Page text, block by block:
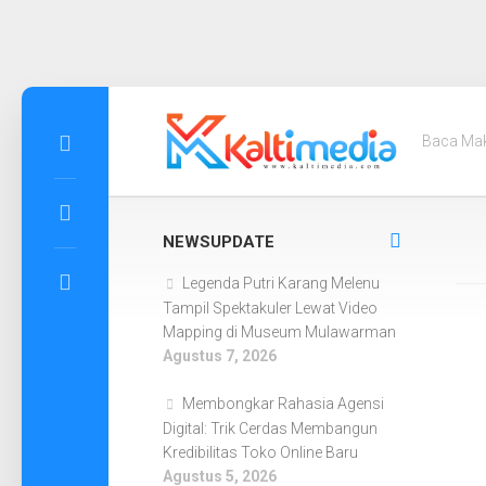
Skip
Baca
NEWSUPDATE
Legenda Putri Karang Melenu
Tampil Spektakuler Lewat Video
Mapping di Museum Mulawarman
Agustus 7, 2026
Membongkar Rahasia Agensi
Digital: Trik Cerdas Membangun
Kredibilitas Toko Online Baru
Agustus 5, 2026